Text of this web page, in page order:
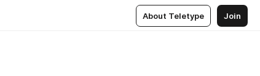
About Teletype Join